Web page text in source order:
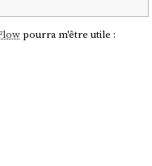
pourra m'être utile :